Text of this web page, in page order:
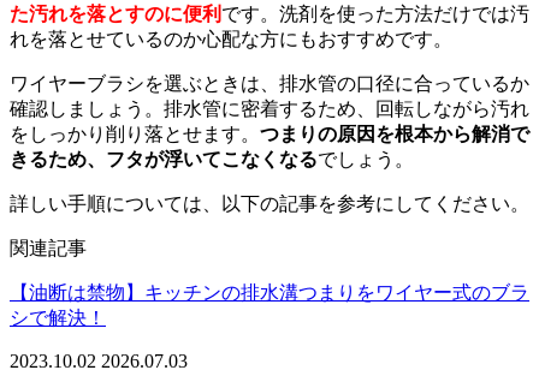
た汚れを落とすのに便利 です。洗剤を使った方法だけでは汚
れを落とせているのか心配な方にもおすすめです。
ワイヤーブラシを選ぶときは、排水管の口径に合っているか
確認しましょう。排水管に密着するため、回転しながら汚れ
をしっかり削り落とせます。 つまりの原因を根本から解消で
きるため、フタが浮いてこなくなるでしょう。
詳しい手順については、以下の記事を参考にしてください。
関連記事
【油断は禁物】キッチンの排水溝つまりをワイヤー式のブラ
シで解決！
2023.10.02 2026.07.03